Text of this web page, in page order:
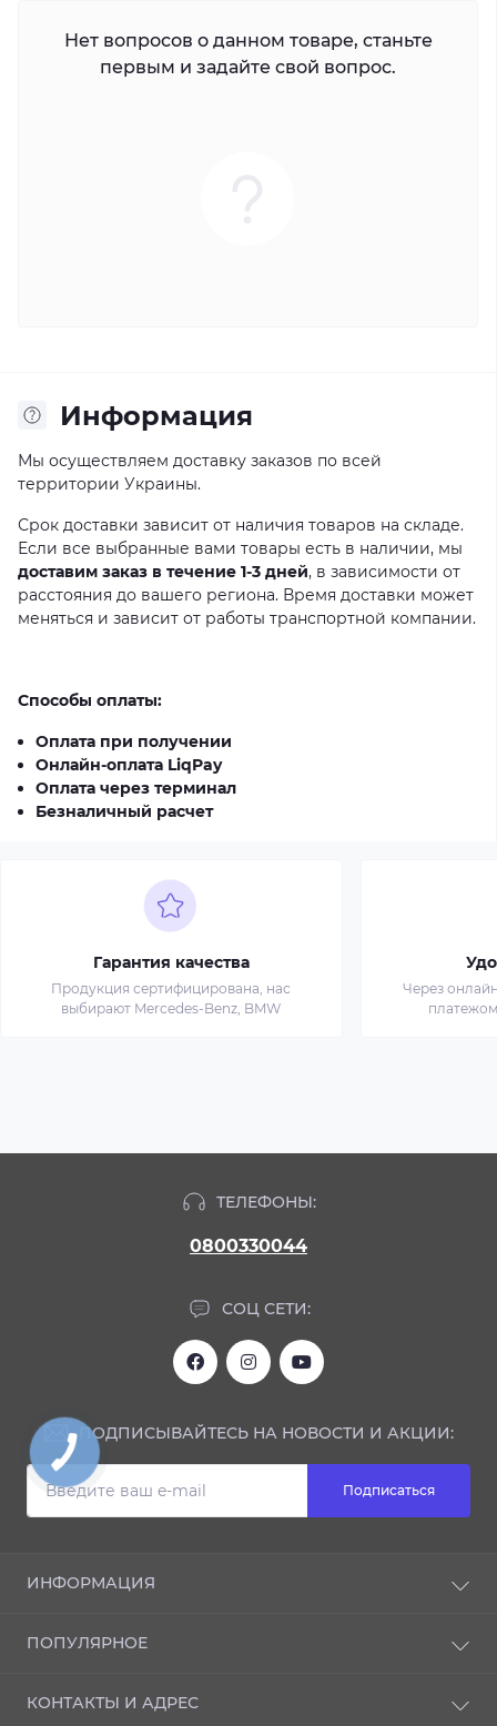
Нет вопросов о данном товаре, станьте
первым и задайте свой вопрос.
Информация
Мы осуществляем доставку заказов по всей
территории Украины.
Срок доставки зависит от наличия товаров на складе.
Если все выбранные вами товары есть в наличии, мы
доставим заказ в течение 1-3 дней, в зависимости от
расстояния до вашего региона. Время доставки может
меняться и зависит от работы транспортной компании.
Способы оплаты:
Оплата при получении
Онлайн-оплата LiqPay
Оплата через терминал
Безналичный расчет
Гарантия качества
Продукция сертифицирована, нас
выбирают Mercedes-Benz, BMW
Через
ТЕЛЕФОНЫ:
0800330044
СОЦ СЕТИ:
ПОДПИСЫВАЙТЕСЬ НА НОВОСТИ И АКЦИИ:
Подписаться
ИНФОРМАЦИЯ
Отзывы
Доставка и оплата
ПОПУЛЯРНОЕ
ИНТЕРЬЕР
КОНТАКТЫ И АДРЕС